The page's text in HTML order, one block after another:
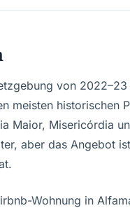
von
meisten historischen
Maior, Misericórdia
aber das Angebot
Wohnung in